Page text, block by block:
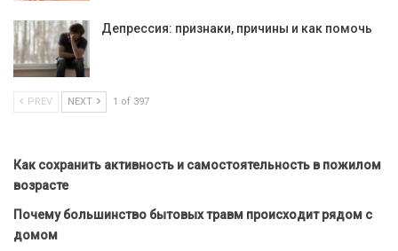
Депрессия: признаки, причины и как помочь
PREV NEXT 1 of 397
Как сохранить активность и самостоятельность в пожилом
возрасте
Почему большинство бытовых травм происходит рядом с
домом